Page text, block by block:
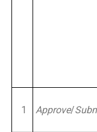
1 Approve/